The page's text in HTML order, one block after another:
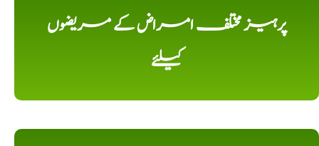
پرہیز مختلف امراض کے مریضوں
کیلئے